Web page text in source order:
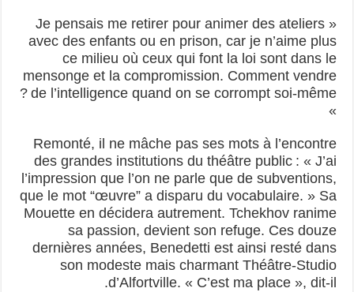
« Je pensais me retirer pour animer des ateliers
avec des enfants ou en prison, car je n’aime plus
ce milieu où ceux qui font la loi sont dans le
mensonge et la compromission. Comment vendre
de l’intelligence quand on se corrompt soi-même ?
»
Remonté, il ne mâche pas ses mots à l’encontre
des grandes institutions du théâtre public : « J’ai
l’impression que l’on ne parle que de subventions,
que le mot “œuvre” a disparu du vocabulaire. » Sa
Mouette en décidera autrement. Tchekhov ranime
sa passion, devient son refuge. Ces douze
dernières années, Benedetti est ainsi resté dans
son modeste mais charmant Théâtre-Studio
d’Alfortville. « C’est ma place », dit-il.